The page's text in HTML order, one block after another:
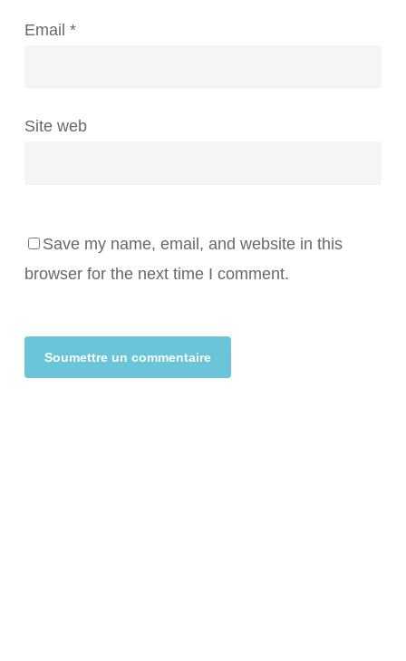
Email *
Site web
Save my name, email, and website in this
browser for the next time I comment.